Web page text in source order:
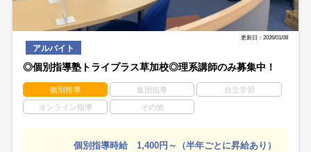
更新日：2026/01/08
アルバイト
◎個別指導塾トライプラス草加校◎理系講師のみ募集中！
個別指導 集団指導 自立学習
オンライン指導 その他
個別指導時給 1,400円～（半年ごとに昇給あり）